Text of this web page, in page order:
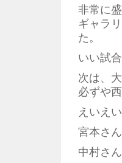
非常に
ギャラ
た。
いい試
次は、
必ずや
えいえ
宮本さ
中村さ